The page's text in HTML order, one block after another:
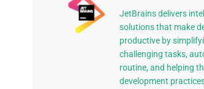
JetBrains delivers
solutions that make
productive by
challenging tasks,
routine, and helping
development